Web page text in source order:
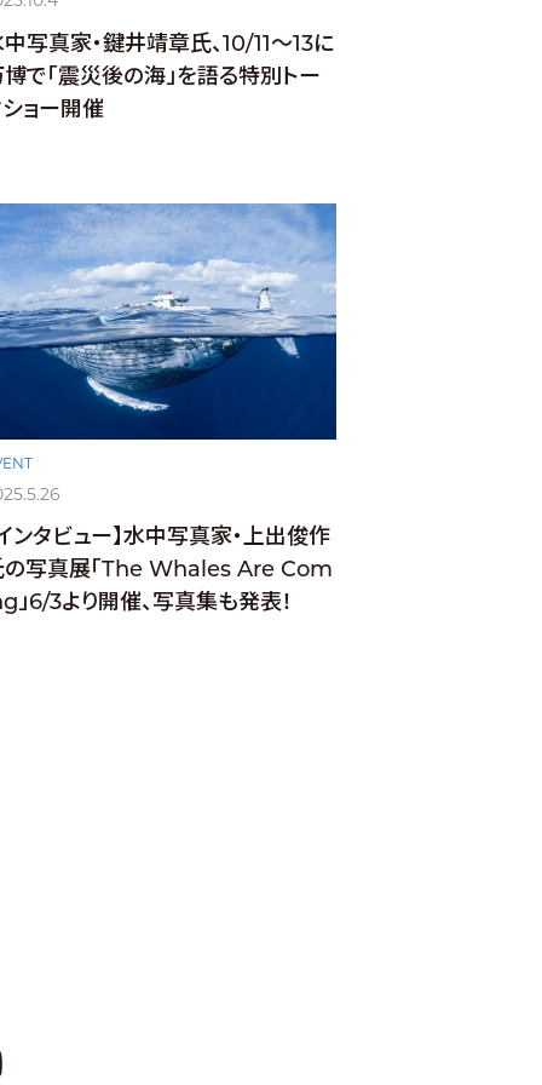
写真家・鍵井靖章氏、10/11〜13に
で「震災後の海」を語る特別トー
ョー開催
ンタビュー】水中写真家・上出俊作
の写真展「The Whales Are Com
」6/3より開催、写真集も発表！